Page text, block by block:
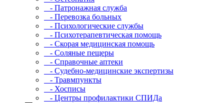
- Патронажная служба
- Перевозка больных
- Психологические службы
- Психотерапевтическая помощь
- Скорая медицинская помощь
- Соляные пещеры
- Справочные аптеки
- Судебно-медицинские экспертизы
- Травмпункты
- Хосписы
- Центры профилактики СПИДа